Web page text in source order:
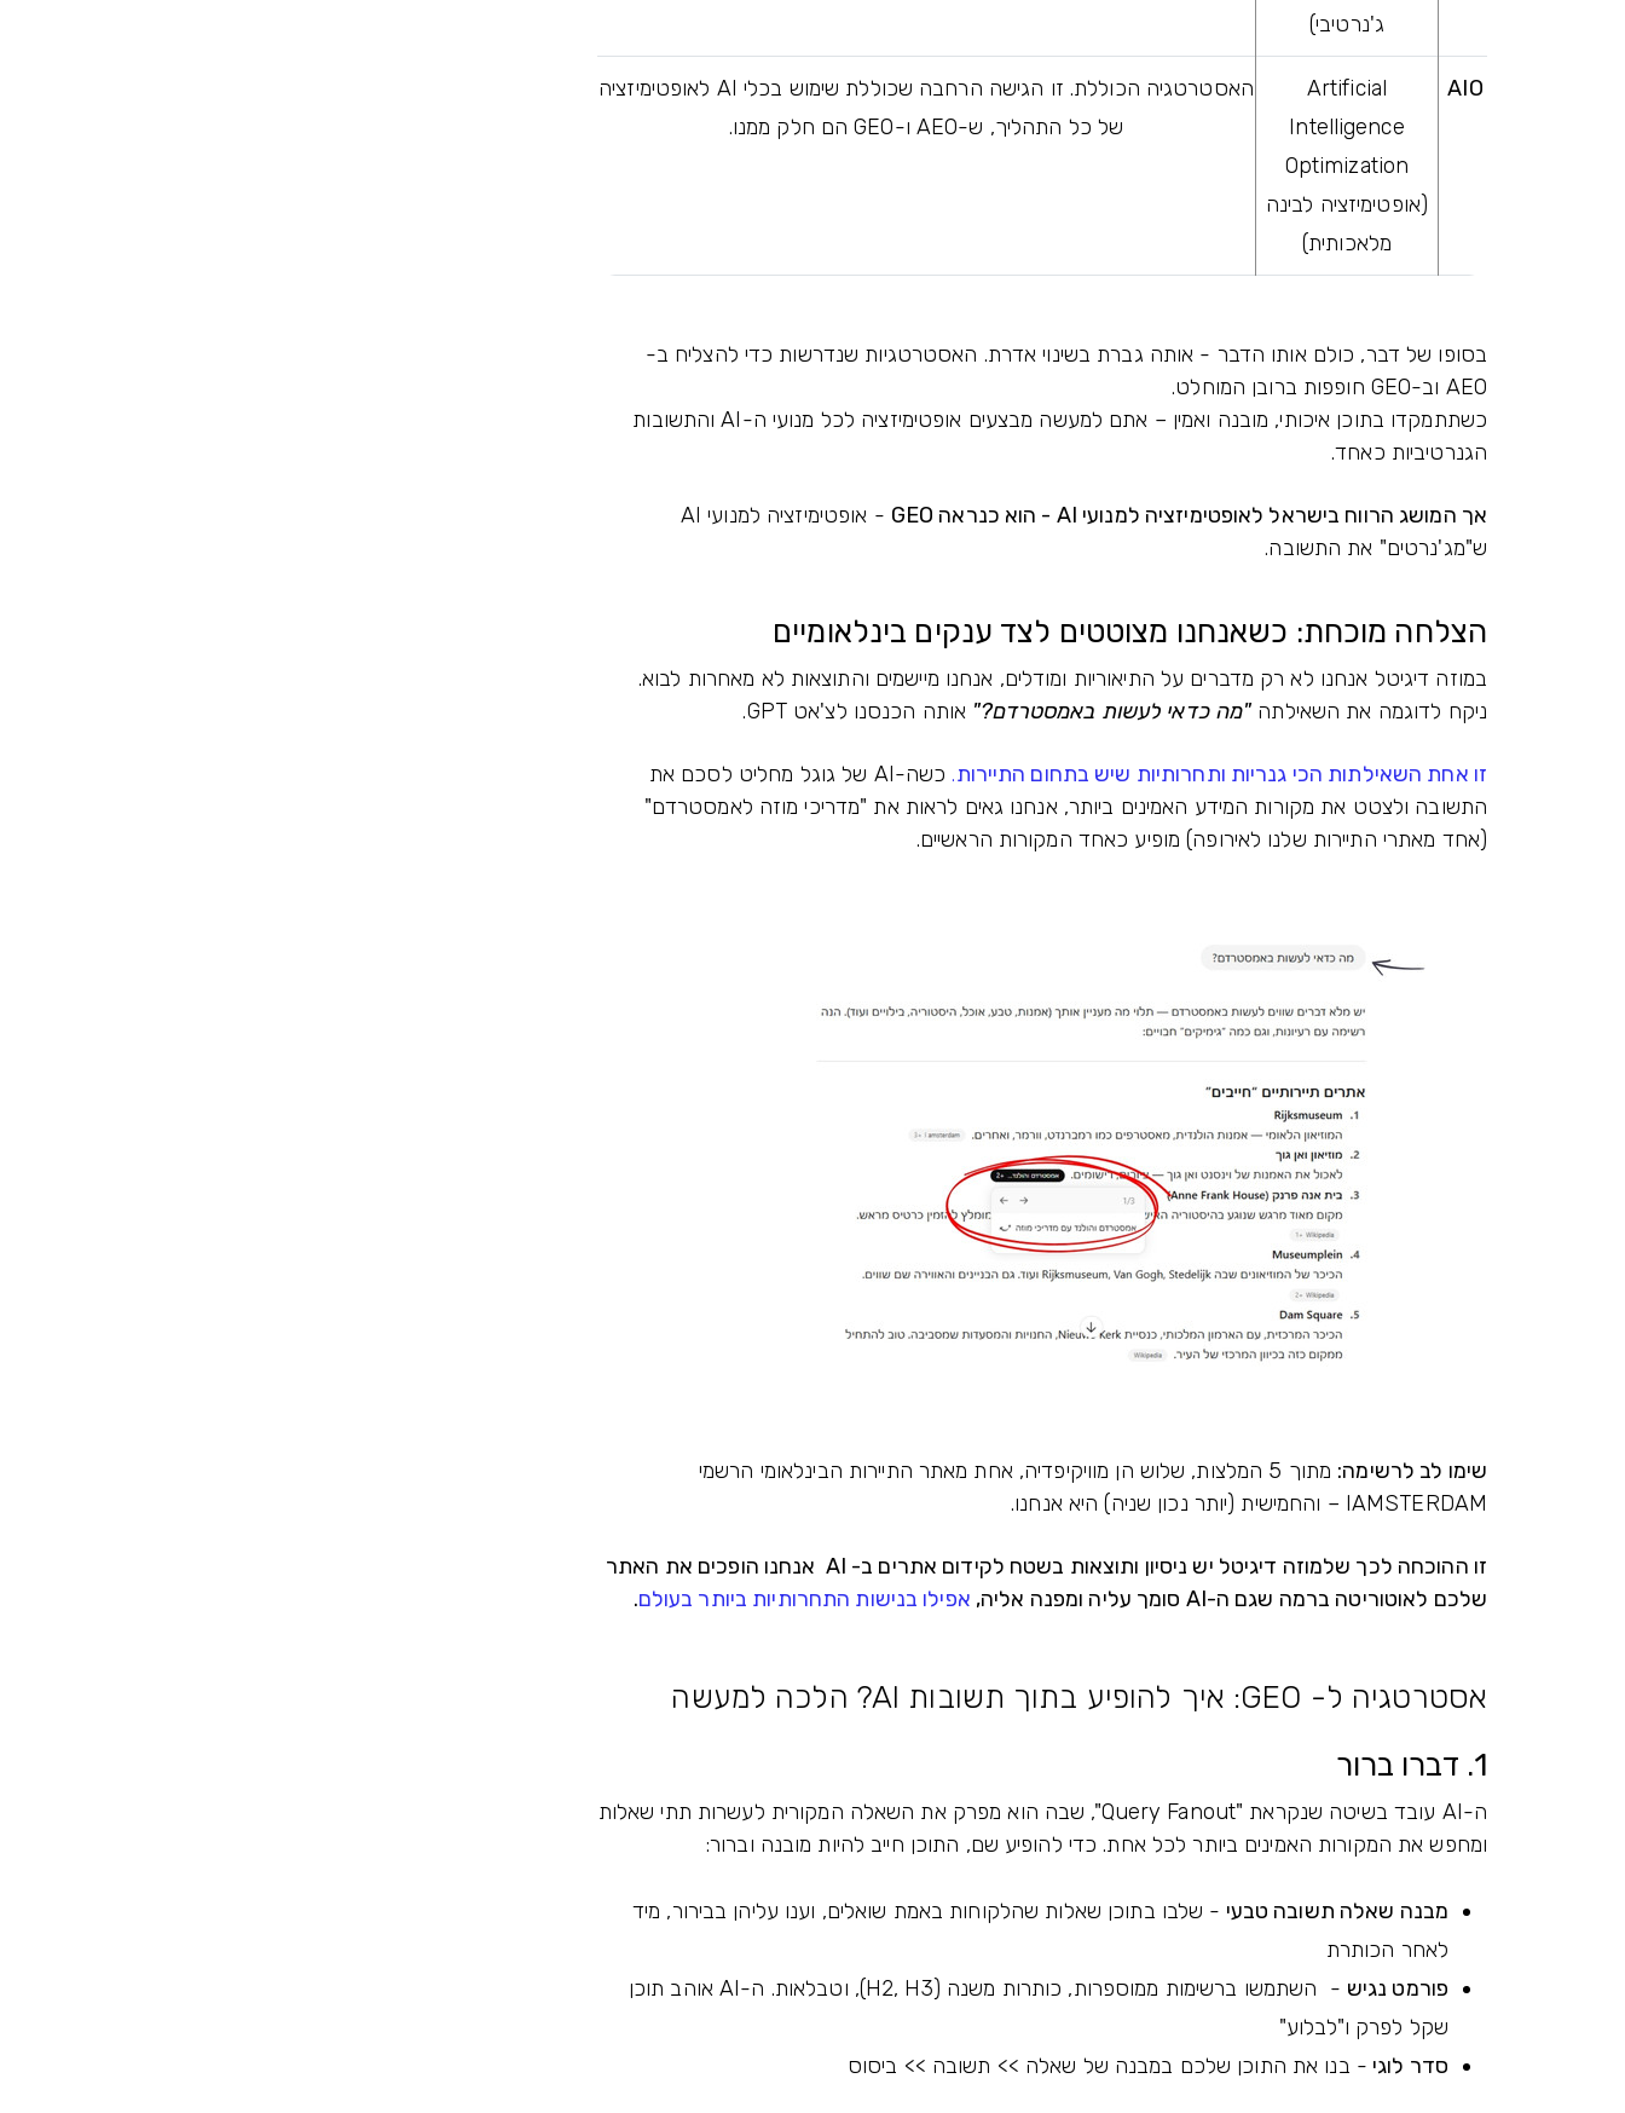
ג'נרטיבי)
AIO
Artificial
Intelligence
Optimization
(אופטימיזציה לבינה
מלאכותית)
האסטרטגיה הכוללת. זו הגישה הרחבה שכוללת שימוש בכלי AI לאופטימיזציה
של כל התהליך, ש-AEO ו-GEO הם חלק ממנו.
בסופו של דבר, כולם אותו הדבר - אותה גברת בשינוי אדרת. האסטרטגיות שנדרשות כדי להצליח ב-
AEO וב-GEO חופפות ברובן המוחלט.
כשתתמקדו בתוכן איכותי, מובנה ואמין – אתם למעשה מבצעים אופטימיזציה לכל מנועי ה-AI והתשובות
הגנרטיביות כאחד.
אך המושג הרווח בישראל לאופטימיזציה למנועי AI - הוא כנראה GEO
- אופטימיזציה למנועי AI
ש"מג'נרטים" את התשובה.
הצלחה מוכחת: כשאנחנו מצוטטים לצד ענקים בינלאומיים
במוזה דיגיטל אנחנו לא רק מדברים על התיאוריות ומודלים, אנחנו מיישמים והתוצאות לא מאחרות לבוא.
ניקח לדוגמה את השאילתה "מה כדאי לעשות באמסטרדם?" אותה הכנסנו לצ'אט GPT.
זו אחת השאילתות הכי גנריות ותחרותיות שיש בתחום התיירות.
כשה-AI של גוגל מחליט לסכם את
התשובה ולצטט את מקורות המידע האמינים ביותר, אנחנו גאים לראות את "מדריכי מוזה לאמסטרדם"
(אחד מאתרי התיירות שלנו לאירופה) מופיע כאחד המקורות הראשיים.
שימו לב לרשימה:
מתוך 5 המלצות, שלוש הן מוויקיפדיה, אחת מאתר התיירות הבינלאומי הרשמי
IAMSTERDAM – והחמישית (יותר נכון שניה) היא אנחנו.
זו ההוכחה לכך שלמוזה דיגיטל יש ניסיון ותוצאות בשטח לקידום אתרים ב- AI אנחנו הופכים את האתר
שלכם לאוטוריטה ברמה שגם ה-AI סומך עליה ומפנה אליה,
אפילו בנישות התחרותיות ביותר בעולם.
אסטרטגיה ל- GEO: איך להופיע בתוך תשובות AI? הלכה למעשה
1. דברו ברור
ה-AI עובד בשיטה שנקראת "Query Fanout", שבה הוא מפרק את השאלה המקורית לעשרות תתי שאלות
ומחפש את המקורות האמינים ביותר לכל אחת. כדי להופיע שם, התוכן חייב להיות מובנה וברור:
מבנה שאלה תשובה טבעי - שלבו בתוכן שאלות שהלקוחות באמת שואלים, וענו עליהן בבירור, מיד
לאחר הכותרת
פורמט נגיש
- השתמשו ברשימות ממוספרות, כותרות משנה (H2, H3), וטבלאות. ה-AI אוהב תוכן
שקל לפרק ו"לבלוע"
סדר לוגי - בנו את התוכן שלכם במבנה של שאלה >> תשובה >> ביסוס